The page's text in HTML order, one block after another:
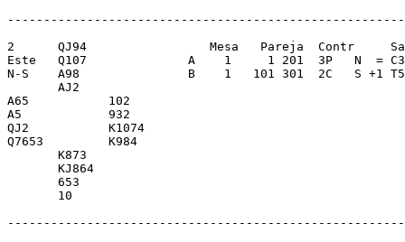
2      QJ94                 Mesa   Pareja  Contr     Sal
Este   Q107              A    1     1 201  3P   N  =
N-S    A98               B    1   101 301  2C   S +1
       AJ2
A65           102
A5            932
QJ2           K1074
Q7653         K984
       K873
       KJ864
       653
       10